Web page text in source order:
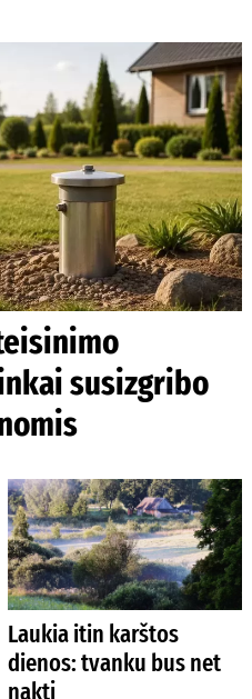
susizgribo
Laukia itin karštos
dienos: tvanku bus net
naktį